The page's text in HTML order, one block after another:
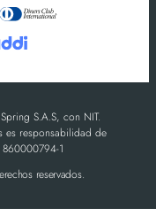
S.A.S, con NIT.
es responsabilidad de
860000794-1
reservados.